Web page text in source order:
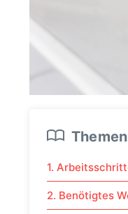
1.
2. Benötigtes